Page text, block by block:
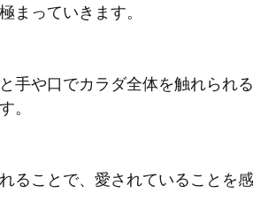
まっていきます。
手や口でカラダ全体を触れられ
。
ことで、愛されていることを感